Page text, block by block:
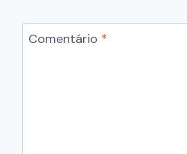
Comentário *